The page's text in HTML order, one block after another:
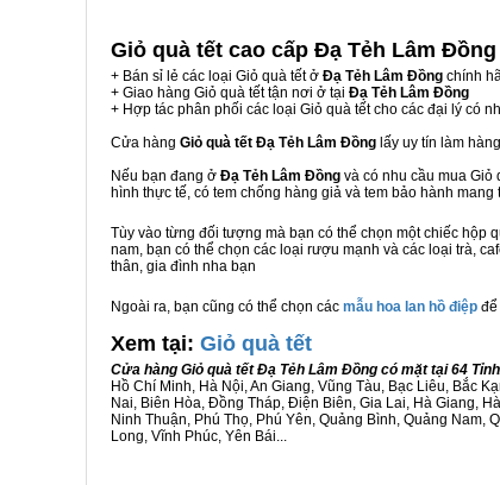
Giỏ quà tết cao cấp Đạ Tẻh Lâm Đồng
+ Bán sỉ lẻ các loại Giỏ quà tết ở Đạ Tẻh Lâm Đồng chính
+ Giao hàng Giỏ quà tết tận nơi ở tại Đạ Tẻh Lâm Đồng
+ Hợp tác phân phối các loại Giỏ quà tết cho các đại lý có
Cửa hàng Giỏ quà tết Đạ Tẻh Lâm Đồng lấy uy tín làm
Nếu bạn đang ở Đạ Tẻh Lâm Đồng và có nhu cầu mua Giỏ
hình thực tế, có tem chống hàng giả và tem bảo hành
Tùy vào từng đối tượng mà bạn có thể chọn một chiếc hộp
nam, bạn có thể chọn các loại rượu mạnh và các loại trà,
thân, gia đình nha bạn
Ngoài ra, bạn cũng có thể chọn các mẫu hoa lan hồ điệp để
Xem tại: Giỏ quà tết
Cửa hàng Giỏ quà tết Đạ Tẻh Lâm Đồng có mặt tại 64
Hồ Chí Minh, Hà Nội, An Giang, Vũng Tàu, Bạc Liêu, Bắc
Nai, Biên Hòa, Đồng Tháp, Điện Biên, Gia Lai, Hà Giang,
Ninh Thuận, Phú Thọ, Phú Yên, Quảng Bình, Quảng Nam,
Long, Vĩnh Phúc, Yên Bái...